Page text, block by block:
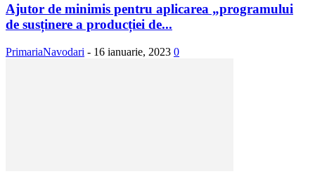
Ajutor de minimis pentru aplicarea „programului
de susținere a producției de...
PrimariaNavodari - 16 ianuarie, 2023 0